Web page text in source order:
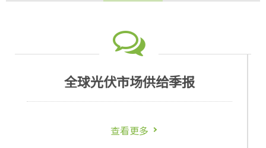
全球光伏需求政策季报
查看更多